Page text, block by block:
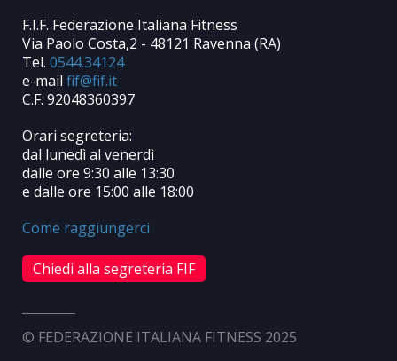
F.I.F. Federazione Italiana Fitness
Via Paolo Costa,2 - 48121 Ravenna (RA)
Tel. 0544.34124
e-mail
C.F. 92048360397
Orari segreteria:
dal lunedì al venerdì
dalle ore 9:30 alle 13:30
e dalle ore 15:00 alle 18:00
Come raggiungerci
Chiedi alla segreteria FIF
© FEDERAZIONE ITALIANA FITNESS 2025